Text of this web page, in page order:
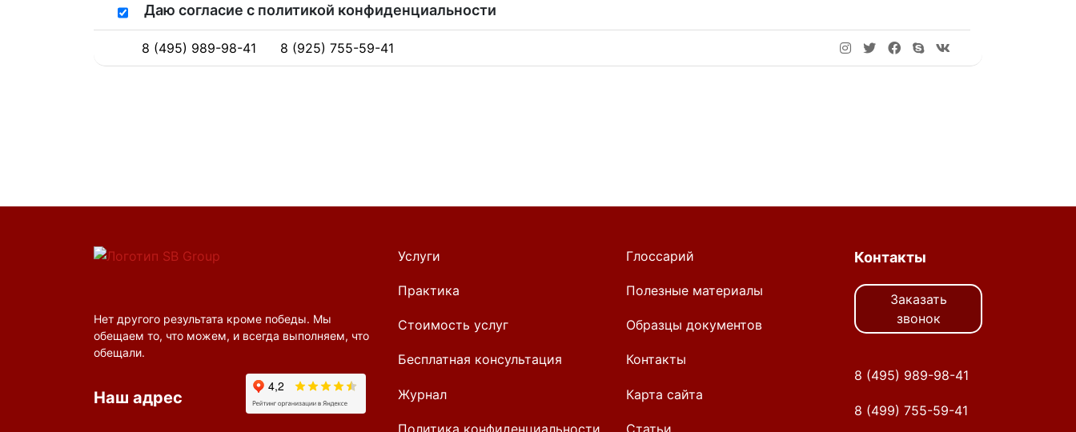
Даю согласие с политикой конфиденциальности
8 (495) 989-98-41 8 (925) 755-59-41
Нет другого результата кроме победы. Мы
обещаем то, что можем, и всегда выполняем, что
обещали.
Наш адрес
Услуги
Практика
Стоимость услуг
Бесплатная консультация
Журнал
Политика конфиденциальности
Глоссарий
Полезные материалы
Образцы документов
Контакты
Карта сайта
Статьи
Контакты
Заказать
звонок
8 (495) 989-98-41
8 (499) 755-59-41